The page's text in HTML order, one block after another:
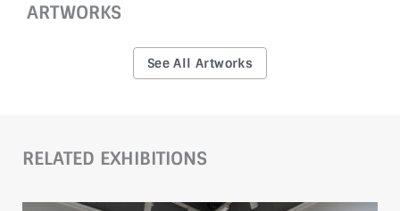
ARTWORKS
See All Artworks
RELATED EXHIBITIONS